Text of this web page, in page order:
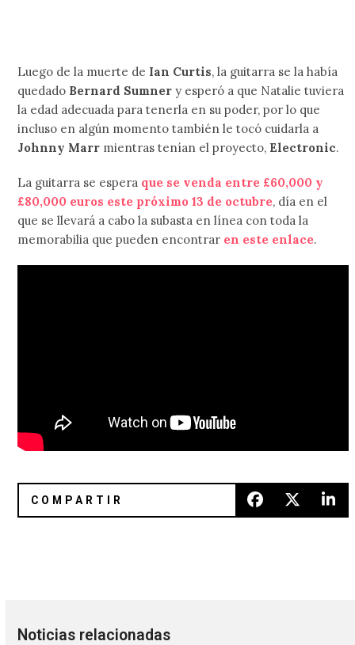
Luego de la muerte de Ian Curtis, la guitarra se la había
quedado Bernard Sumnery esperó a que Natalie tuviera
la edad adecuada para tenerla en su poder, por lo que
incluso en algún momento también le tocó cuidarla a
Johnny Marr mientras tenían el proyecto, Electronic.
La guitarra se espera que se venda entre £60,000 y
£80,000 euros este próximo 13 de octubre, día en el
que se llevará a cabo la subasta en línea con toda la
memorabilia que pueden encontrar en este enlace.
Noticias relacionadas